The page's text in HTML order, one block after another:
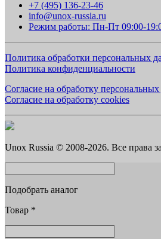
+7 (495) 136-23-46
info@unox-russia.ru
Режим работы: Пн-Пт 09:00-
Политика обработки персональных
Политика конфиденциальности
Согласие на обработку
Согласие на обработку cookies
Unox Russia © 2008-2026. Все права
Подобрать аналог
Товар *